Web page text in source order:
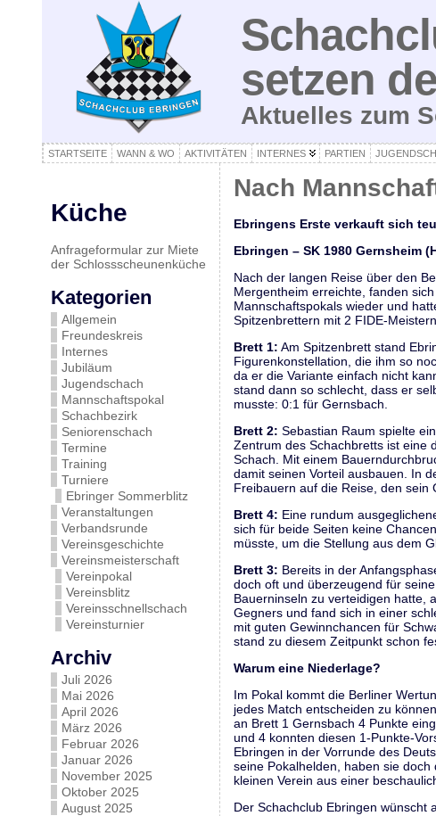
setzen
Aktuelles zum
STARTSEITE WANN & WO AKTIVITÄTEN INTERNES PARTIEN
Küche
Anfrageformular zur Miete
der Schlossscheunenküche
Kategorien
Allgemein
Freundeskreis
Internes
Jubiläum
Jugendschach
Mannschaftspokal
Schachbezirk
Seniorenschach
Termine
Training
Turniere
Ebringer Sommerblitz
Veranstaltungen
Verbandsrunde
Vereinsgeschichte
Vereinsmeisterschaft
Vereinpokal
Vereinsblitz
Vereinsschnellschach
Vereinsturnier
Archiv
Juli 2026
Mai 2026
April 2026
März 2026
Februar 2026
Januar 2026
November 2025
Oktober 2025
August 2025
Nach
Ebringens Erste verkauft sich
Ebringen – SK 1980
Nach der langen Reise über den
Mergentheim erreichte, fanden
Mannschaftspokals wieder und
Spitzenbrettern mit 2 FIDE-
Brett 1: Am Spitzenbrett stand
Figurenkonstellation, die ihm so
da er die Variante einfach nicht
stand dann so schlecht, dass er
musste: 0:1 für Gernsbach.
Brett 2: Sebastian Raum spielte
Zentrum des Schachbretts ist eine
Schach. Mit einem
damit seinen Vorteil ausbauen. In
Freibauern auf die Reise, den sein
Brett 4: Eine rundum
sich für beide Seiten keine
müsste, um die Stellung aus dem
Brett 3: Bereits in der
doch oft und überzeugend für
Bauerninseln zu verteidigen hatte,
Gegners und fand sich in einer
mit guten Gewinnchancen für
stand zu diesem Zeitpunkt schon
Warum eine Niederlage?
Im Pokal kommt die Berliner
jedes Match entscheiden zu
an Brett 1 Gernsbach 4 Punkte
und 4 konnten diesen 1-Punkte-
Ebringen in der Vorrunde des
seine Pokalhelden, haben sie
kleinen Verein aus einer
Der Schachclub Ebringen wünscht